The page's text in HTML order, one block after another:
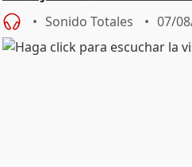
Sonido Totales 07/